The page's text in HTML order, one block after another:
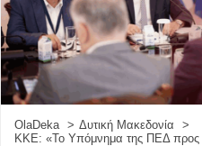
OlaDeka
Δυτική Μακεδονία
ΚΚΕ: «Το Υπόμνημα της ΠΕΔ προς